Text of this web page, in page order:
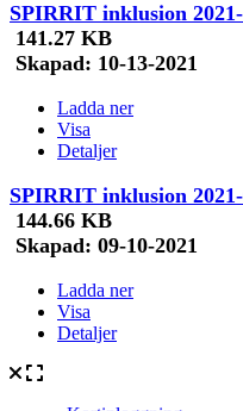
SPIRRIT inklusion
141.27 KB
Skapad: 10-13-2021
Ladda ner
Visa
Detaljer
SPIRRIT inklusion
144.66 KB
Skapad: 09-10-2021
Ladda ner
Visa
Detaljer